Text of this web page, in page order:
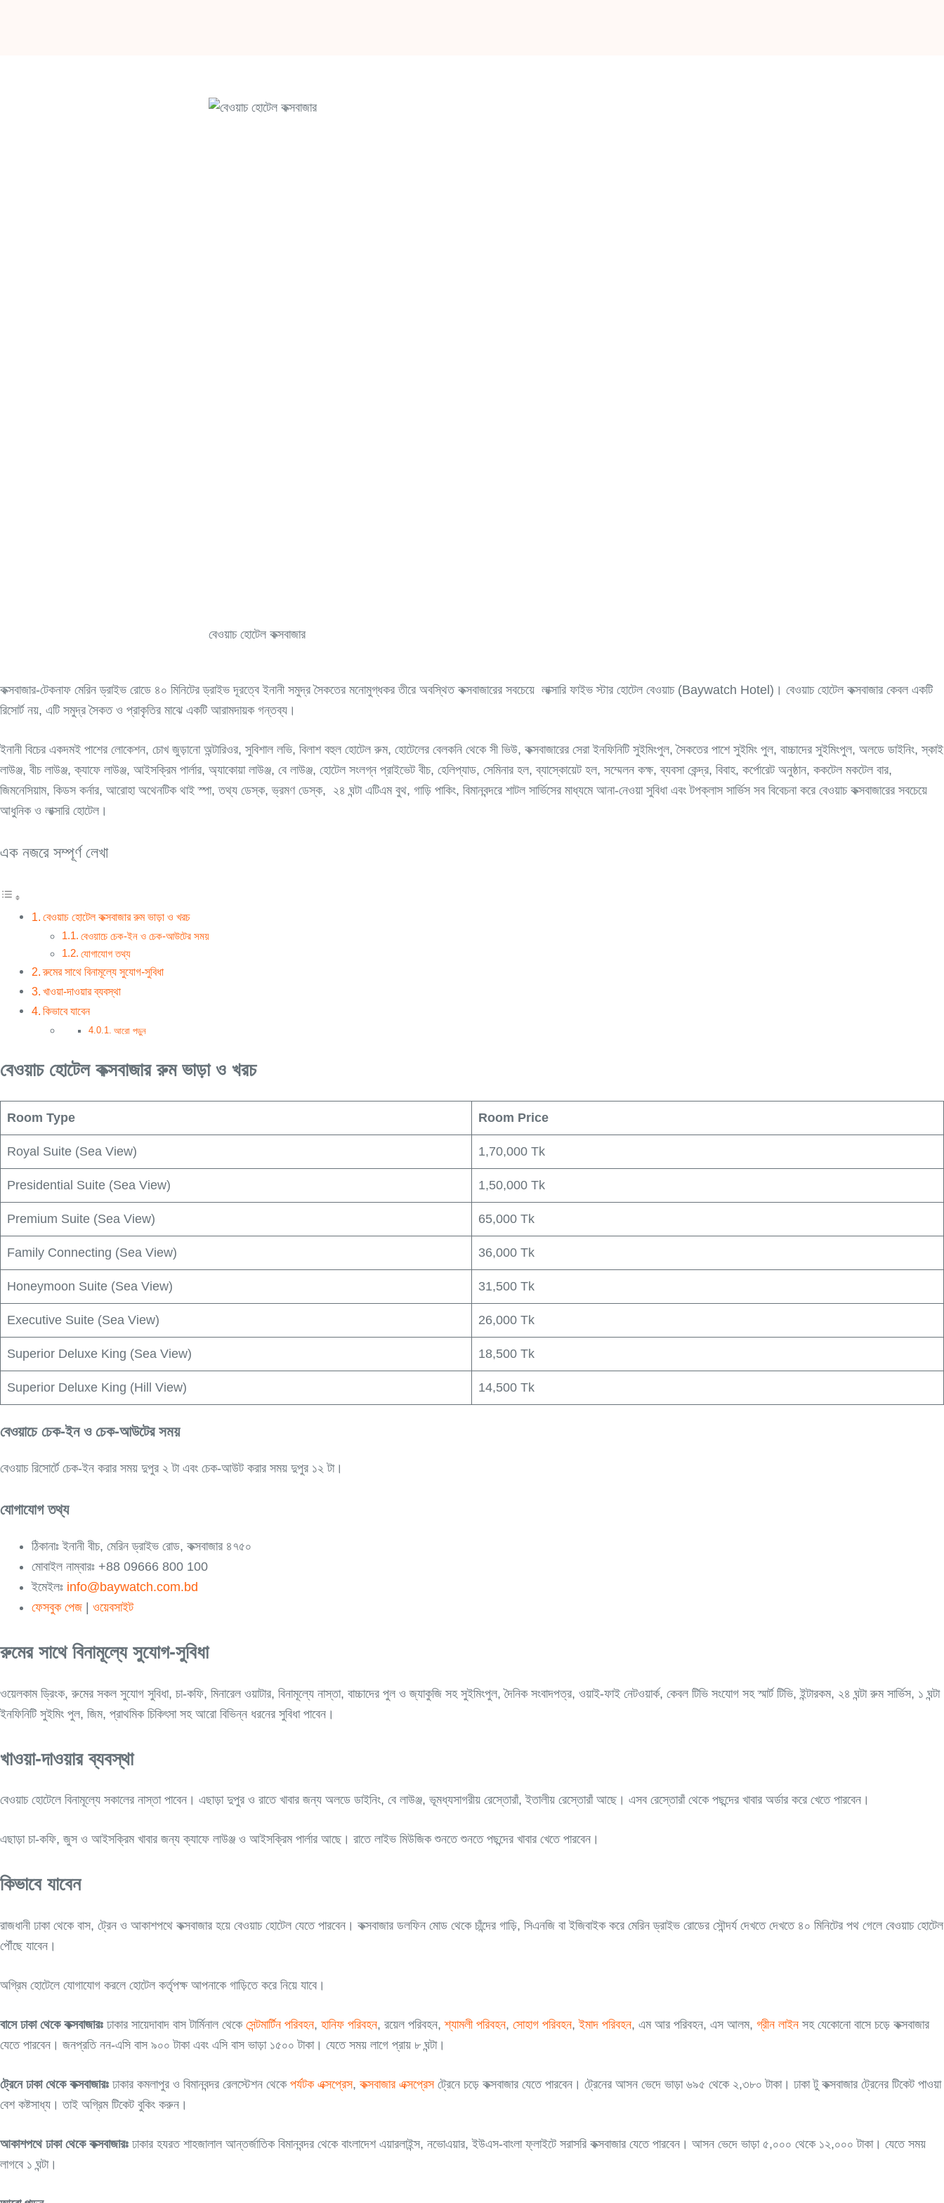
বেওয়াচ হোটেল কক্সবাজার
কক্সবাজার-টেকনাফ মেরিন ড্রাইভ রোডে ৪০ মিনিটের ড্রাইভ দূরত্বে ইনানী সমুদ্র সৈকতের মনোমুগ্ধকর তীরে অবস্থিত কক্সবাজারের সবচেয়ে লাক্সারি ফাইভ স্টার হোটেল বেওয়াচ (Baywatch Hotel)। বেওয়াচ হোটেল কক্সবাজার কেবল একটি
রিসোর্ট নয়, এটি সমুদ্র সৈকত ও প্রাকৃতির মাঝে একটি আরামদায়ক গন্তব্য।
ইনানী বিচের একদমই পাশের লোকেশন, চোখ জুড়ানো অন্টারিওর, সুবিশাল লভি, বিলাশ বহুল হোটেল রুম, হোটেলের বেলকনি থেকে সী ভিউ, কক্সবাজারের সেরা ইনফিনিটি সুইমিংপুল, সৈকতের পাশে সুইমিং পুল, বাচ্চাদের সুইমিংপুল, অলডে ডাইনিং, স্কাই
লাউঞ্জ, বীচ লাউঞ্জ, ক্যাফে লাউঞ্জ, আইসক্রিম পার্লার, অ্যাকোয়া লাউঞ্জ, বে লাউঞ্জ, হোটেল সংলগ্ন প্রাইভেট বীচ, হেলিপ্যাড, সেমিনার হল, ব্যাস্কোয়েট হল, সম্মেলন কক্ষ, ব্যবসা কেন্দ্র, বিবাহ, কর্পোরেট অনুষ্ঠান, ককটেল মকটেল বার,
জিমনেসিয়াম, কিডস কর্নার, আরোহা অথেনটিক থাই স্পা, তথ্য ডেস্ক, ভ্রমণ ডেস্ক, ২৪ ঘন্টা এটিএম বুথ, গাড়ি পাকিং, বিমানবন্দরে শাটল সার্ভিসের মাধ্যমে আনা-নেওয়া সুবিধা এবং টপক্লাস সার্ভিস সব বিবেচনা করে বেওয়াচ কক্সবাজারের সবচেয়ে
আধুনিক ও লাক্সারি হোটেল।
এক নজরে সম্পূর্ণ লেখা
বেওয়াচ হোটেল কক্সবাজার রুম ভাড়া ও খরচ
বেওয়াচে চেক-ইন ও চেক-আউটের সময়
যোগাযোগ তথ্য
রুমের সাথে বিনামূল্যে সুযোগ-সুবিধা
খাওয়া-দাওয়ার ব্যবস্থা
কিভাবে যাবেন
আরো পড়ুন
বেওয়াচ হোটেল কক্সবাজার রুম ভাড়া ও খরচ
Room Type Room Price
Royal Suite (Sea View) 1,70,000 Tk
Presidential Suite (Sea View) 1,50,000 Tk
Premium Suite (Sea View) 65,000 Tk
Family Connecting (Sea View) 36,000 Tk
Honeymoon Suite (Sea View) 31,500 Tk
Executive Suite (Sea View) 26,000 Tk
Superior Deluxe King (Sea View) 18,500 Tk
Superior Deluxe King (Hill View) 14,500 Tk
বেওয়াচে চেক-ইন ও চেক-আউটের সময়
বেওয়াচ রিসোর্টে চেক-ইন করার সময় দুপুর ২ টা এবং চেক-আউট করার সময় দুপুর ১২ টা।
যোগাযোগ তথ্য
ঠিকানাঃ ইনানী বীচ, মেরিন ড্রাইভ রোড, কক্সবাজার ৪৭৫০
মোবাইল নাম্বারঃ +88 09666 800 100
ইমেইলঃ info@baywatch.com.bd
ফেসবুক পেজ
ওয়েবসাইট
রুমের সাথে বিনামূল্যে সুযোগ-সুবিধা
ওয়েলকাম ড্রিংক, রুমের সকল সুযোগ সুবিধা, চা-কফি, মিনারেল ওয়াটার, বিনামূল্যে নাস্তা, বাচ্চাদের পুল ও জ্যাকুজি সহ সুইমিংপুল, দৈনিক সংবাদপত্র, ওয়াই-ফাই নেটওয়ার্ক, কেবল টিভি সংযোগ সহ স্মার্ট টিভি, ইন্টারকম, ২৪ ঘন্টা রুম সার্ভিস, ১ ঘন্টা
ইনফিনিটি সুইমিং পুল, জিম, প্রাথমিক চিকিৎসা সহ আরো বিভিন্ন ধরনের সুবিধা পাবেন।
খাওয়া-দাওয়ার ব্যবস্থা
বেওয়াচ হোটেলে বিনামূল্যে সকালের নাস্তা পাবেন। এছাড়া দুপুর ও রাতে খাবার জন্য অলডে ডাইনিং, বে লাউঞ্জ, ভূমধ্যসাগরীয় রেস্তোরাঁ, ইতালীয় রেস্তোরাঁ আছে। এসব রেস্তোরাঁ থেকে পছন্দের খাবার অর্ডার করে খেতে পারবেন।
এছাড়া চা-কফি, জুস ও আইসক্রিম খাবার জন্য ক্যাফে লাউঞ্জ ও আইসক্রিম পার্লার আছে। রাতে লাইভ মিউজিক শুনতে শুনতে পছন্দের খাবার খেতে পারবেন।
কিভাবে যাবেন
রাজধানী ঢাকা থেকে বাস, ট্রেন ও আকাশপথে কক্সবাজার হয়ে বেওয়াচ হোটেল যেতে পারবেন। কক্সবাজার ডলফিন মোড থেকে চাঁন্দের গাড়ি, সিএনজি বা ইজিবাইক করে মেরিন ড্রাইভ রোডের সৌন্দর্য দেখতে দেখতে ৪০ মিনিটের পথ গেলে বেওয়াচ হোটেল
পৌঁছে যাবেন।
অগ্রিম হোটেলে যোগাযোগ করলে হোটেল কর্তৃপক্ষ আপনাকে গাড়িতে করে নিয়ে যাবে।
বাসে ঢাকা থেকে কক্সবাজারঃ ঢাকার সায়েদাবাদ বাস টার্মিনাল থেকে সেন্টমার্টিন পরিবহন, হানিফ পরিবহন, রয়েল পরিবহন,শ্যামলী পরিবহন, সোহাগ পরিবহন,ইমাদ পরিবহন, এম আর পরিবহন, এস আলম, গ্রীন লাইন সহ যেকোনো বাসে চড়ে কক্সবাজার
যেতে পারবেন। জনপ্রতি নন-এসি বাস ৯০০ টাকা এবং এসি বাস ভাড়া ১৫০০ টাকা। যেতে সময় লাগে প্রায় ৮ ঘন্টা।
ট্রেনে ঢাকা থেকে কক্সবাজারঃ ঢাকার কমলাপুর ও বিমানবন্দর রেলস্টেশন থেকে পর্যটক এক্সপ্রেস, কক্সবাজার এক্সপ্রেসট্রেনে চড়ে কক্সবাজার যেতে পারবেন। ট্রেনের আসন ভেদে ভাড়া ৬৯৫ থেকে ২,৩৮০ টাকা। ঢাকা টু কক্সবাজার ট্রেনের টিকেট পাওয়া
বেশ কষ্টসাধ্য। তাই অগ্রিম টিকেট বুকিং করুন।
আকাশপথে ঢাকা থেকে কক্সবাজারঃ ঢাকার হযরত শাহজালাল আন্তর্জাতিক বিমানবন্দর থেকে বাংলাদেশ এয়ারলাইন্স, নভোএয়ার, ইউএস-বাংলা ফ্লাইটে সরাসরি কক্সবাজার যেতে পারবেন। আসন ভেদে ভাড়া ৫,০০০ থেকে ১২,০০০ টাকা। যেতে সময়
লাগবে ১ ঘন্টা।